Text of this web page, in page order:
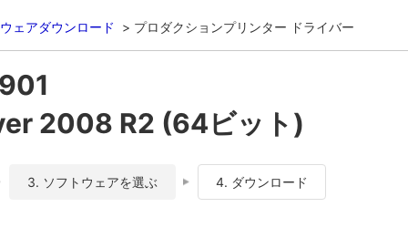
ェアダウンロード プロダクションプリンター ドライバー
2008 R2 (64ビット)
3. ソフトウェアを選ぶ 4. ダウンロード